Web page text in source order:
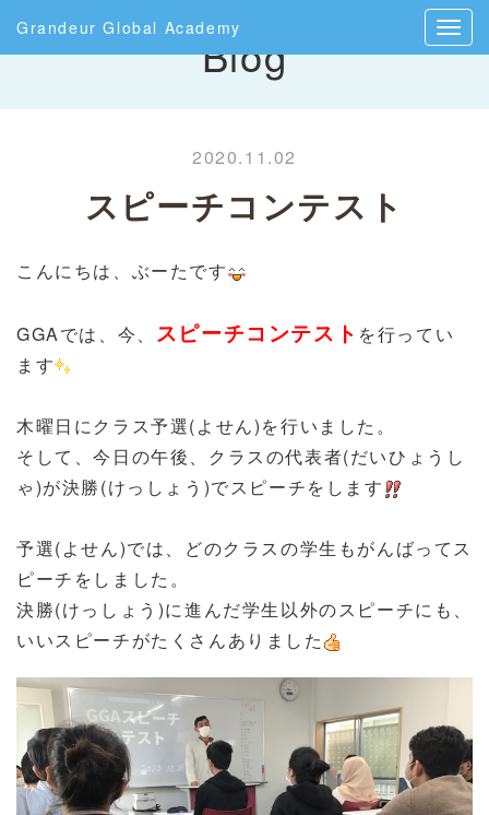
Grandeur Global AcademyBlog
2020.11.02
スピーチコンテスト
こんにちは、ぶーたです
GGAでは、今、 スピーチコンテスト を行ってい
ます
木曜日にクラス予選(よせん)を行いました。
そして、今日の午後、クラスの代表者(だいひょうし
ゃ)が決勝(けっしょう)でスピーチをします
予選(よせん)では、どのクラスの学生もがんばってス
ピーチをしました。
決勝(けっしょう)に進んだ学生以外のスピーチにも、
いいスピーチがたくさんありました